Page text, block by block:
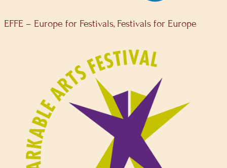
EFFE – Europe for Festivals, Festivals for Europe